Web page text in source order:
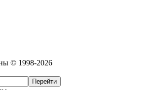
© 1998-2026